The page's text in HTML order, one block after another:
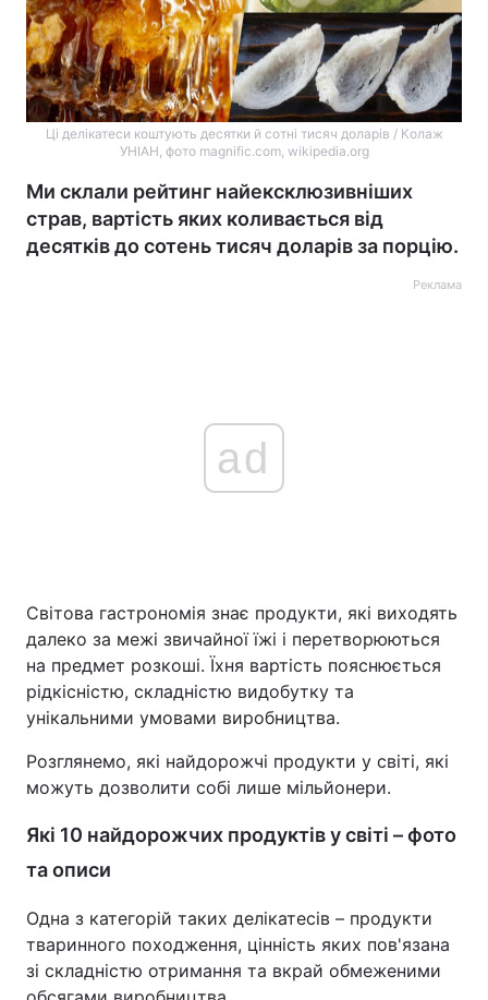
Ці делікатеси коштують десятки й сотні тисяч доларів / Колаж
УНІАН, фото magnific.com, wikipedia.org
Ми склали рейтинг найексклюзивніших
страв, вартість яких коливається від
десятків до сотень тисяч доларів за порцію.
Реклама
ad
Світова гастрономія знає продукти, які виходять
далеко за межі звичайної їжі і перетворюються
на предмет розкоші. Їхня вартість пояснюється
рідкісністю, складністю видобутку та
унікальними умовами виробництва.
Розглянемо, які найдорожчі продукти у світі, які
можуть дозволити собі лише мільйонери.
Які 10 найдорожчих продуктів у світі – фото
та описи
Одна з категорій таких делікатесів – продукти
тваринного походження, цінність яких пов'язана
зі складністю отримання та вкрай обмеженими